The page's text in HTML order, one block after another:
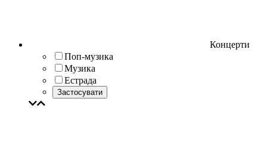
Концерти
Поп-музика
Музика
Естрада
Застосувати